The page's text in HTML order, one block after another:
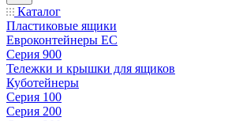
Каталог
Пластиковые ящики
Евроконтейнеры ЕС
Серия 900
Тележки и крышки для ящиков
Куботейнеры
Серия 100
Серия 200